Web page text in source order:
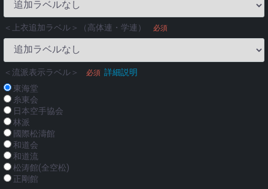
＜上衣追加ラベル＞（高体連・学連） 必須
＜流派表示ラベル＞ 必須 詳細説明
東海堂
糸東会
日本空手協会
林派
國際松濤館
和道会
和道流
松涛館(全空松)
正剛館